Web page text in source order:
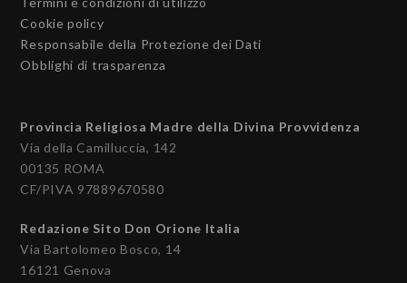
Cookie policy
Responsabile della Protezione dei Dati
Obblighi di trasparenza
Provincia Religiosa Madre della Divina Provvidenza
Via della Camilluccia, 142
00135 ROMA
CF/PIVA 97889670580
Redazione Sito Don Orione Italia
Via Bartolomeo Bosco, 14
16121 Genova